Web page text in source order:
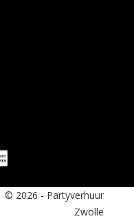
© 2026 - Partyverhuur
Zwolle